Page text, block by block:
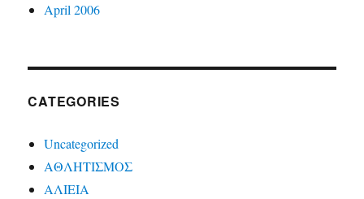
April 2006
CATEGORIES
Uncategorized
ΑΘΛΗΤΙΣΜΟΣ
ΑΛΙΕΙΑ